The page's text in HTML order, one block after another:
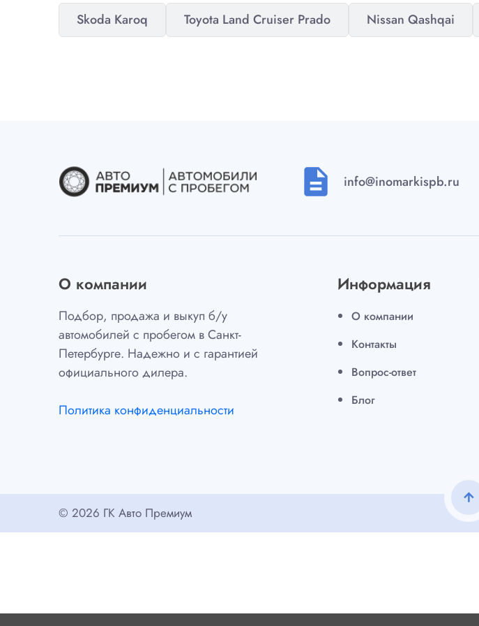
Skoda Karoq Toyota Land Cruiser Prado Nissan Qashqai
description info@inomarkispb.ru
О компании
Подбор, продажа и выкуп б/у
автомобилей с пробегом в Санкт-
Петербурге. Надежно и с гарантией
официального дилера.
Политика конфиденциальности
Информация
О компании
Контакты
Вопрос-ответ
Блог
© 2026 ГК Авто Премиум
arrow_upward